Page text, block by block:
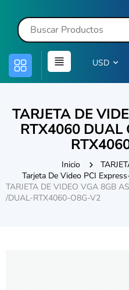
USD
TARJETA DE
RTX4060 DUAL
Inicio
Tarjeta De Video PCI
TARJETA DE VIDEO VGA 8GB
/DUAL-RTX4060-O8G-V2